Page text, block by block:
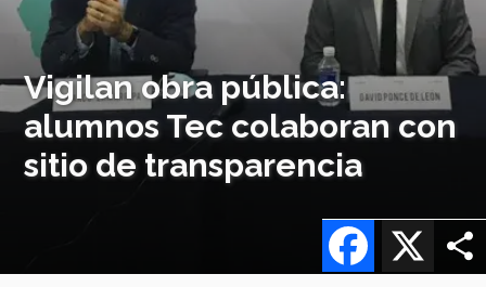
Vigilan obra pública:
alumnos Tec colaboran con
sitio de transparencia
X
Facebook